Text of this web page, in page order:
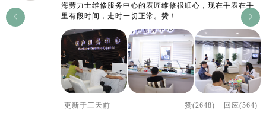
海劳力士维修服务中心的表匠维修很细心，现在手表在手
里有段时间，走时一切正常。赞！
更新于三天前 赞(2648) 回应(564)

